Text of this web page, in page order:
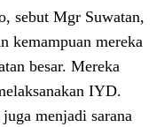
sebut Mgr Suwatan,
kemampuan mereka
besar. Mereka
IYD.
menjadi sarana